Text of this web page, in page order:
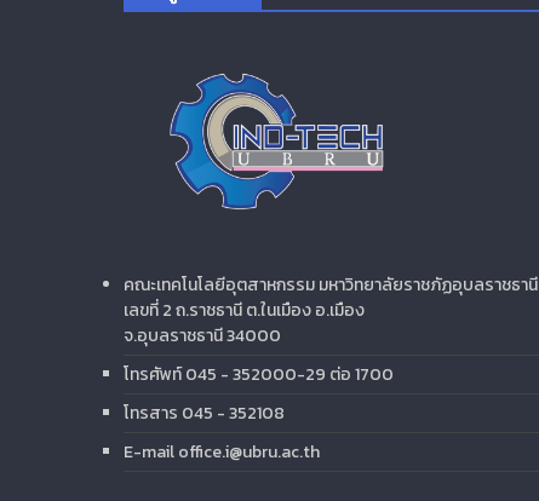
คณะเทคโนโลยีอุตสาหกรรม มหาวิทยาลัยราชภัฏอุบลราชธานี
เลขที่ 2 ถ.ราชธานี ต.ในเมือง อ.เมือง
จ.อุบลราชธานี 34000
โทรศัพท์ 045 - 352000-29 ต่อ 1700
โทรสาร 045 - 352108
E-mail office.i@ubru.ac.th